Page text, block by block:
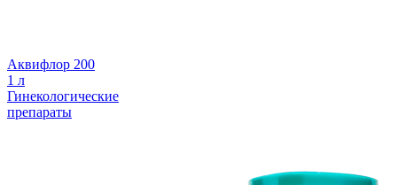
Аквифлор 200
1 л
Гинекологические
препараты